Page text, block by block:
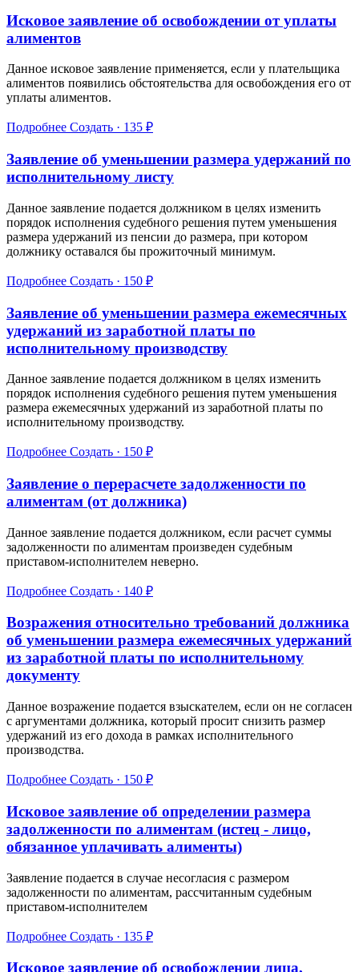
Исковое заявление об освобождении от уплаты
алиментов
Данное исковое заявление применяется, если у плательщика
алиментов появились обстоятельства для освобождения его от
уплаты алиментов.
Подробнее Создать · 135 ₽
Заявление об уменьшении размера удержаний по
исполнительному листу
Данное заявление подается должником в целях изменить
порядок исполнения судебного решения путем уменьшения
размера удержаний из пенсии до размера, при котором
должнику оставался бы прожиточный минимум.
Подробнее Создать · 150 ₽
Заявление об уменьшении размера ежемесячных
удержаний из заработной платы по
исполнительному производству
Данное заявление подается должником в целях изменить
порядок исполнения судебного решения путем уменьшения
размера ежемесячных удержаний из заработной платы по
исполнительному производству.
Подробнее Создать · 150 ₽
Заявление о перерасчете задолженности по
алиментам (от должника)
Данное заявление подается должником, если расчет суммы
задолженности по алиментам произведен судебным
приставом-исполнителем неверно.
Подробнее Создать · 140 ₽
Возражения относительно требований должника
об уменьшении размера ежемесячных удержаний
из заработной платы по исполнительному
документу
Данное возражение подается взыскателем, если он не согласен
с аргументами должника, который просит снизить размер
удержаний из его дохода в рамках исполнительного
производства.
Подробнее Создать · 150 ₽
Исковое заявление об определении размера
задолженности по алиментам (истец - лицо,
обязанное уплачивать алименты)
Заявление подается в случае несогласия с размером
задолженности по алиментам, рассчитанным судебным
приставом-исполнителем
Подробнее Создать · 135 ₽
Исковое заявление об освобождении лица,